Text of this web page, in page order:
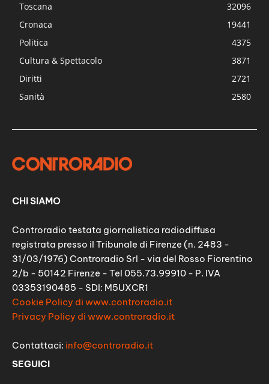
Toscana
32096
Cronaca
19441
Politica
4375
Cultura & Spettacolo
3871
Diritti
2721
Sanità
2580
CHI SIAMO
Controradio testata giornalistica radiodiffusa
registrata presso il Tribunale di Firenze (n. 2483 -
31/03/1976) Controradio Srl - via del Rosso Fiorentino
2/b - 50142 Firenze - Tel 055.73.99910 - P. IVA
03353190485 - SDI: M5UXCR1
Cookie Policy di www.controradio.it
Privacy Policy di www.controradio.it
Contattaci: info@controradio.it
SEGUICI